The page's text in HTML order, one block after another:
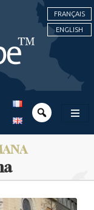
FRANÇAIS
ENGLISH